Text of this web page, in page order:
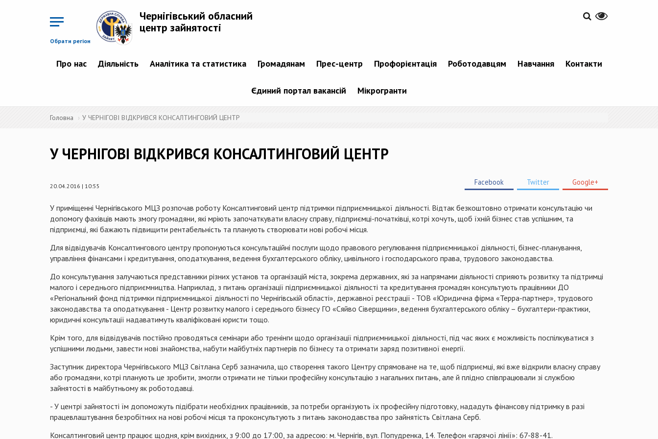
Обрати регіон
Чернігівський обласний
центр зайнятості
Про нас Діяльність Аналітика та статистика Громадянам Прес-центр Профорієнтація Роботодавцям Навчання Контакти
Єдиний портал вакансій Мікрогранти
Головна У ЧЕРНІГОВІ ВІДКРИВСЯ КОНСАЛТИНГОВИЙ ЦЕНТР
У ЧЕРНІГОВІ ВІДКРИВСЯ КОНСАЛТИНГОВИЙ ЦЕНТР
20.04.2016 | 10:55 Facebook Twitter Google+
У приміщенні Чернігівського МЦЗ розпочав роботу Консалтинговий центр підтримки підприємницької діяльності. Відтак безкоштовно отримати консультацію чи
допомогу фахівців мають змогу громадяни, які мріють започаткувати власну справу, підприємці-початківці, котрі хочуть, щоб їхній бізнес став успішним, та
підприємці, які бажають підвищити рентабельність та планують створювати нові робочі місця.
Для відвідувачів Консалтингового центру пропонуються консультаційні послуги щодо правового регулювання підприємницької діяльності, бізнес-планування,
управління фінансами і кредитування, оподаткування, ведення бухгалтерського обліку, цивільного і господарського права, трудового законодавства.
До консультування залучаються представники різних установ та організацій міста, зокрема державних, які за напрямами діяльності сприяють розвитку та підтримці
малого і середнього підприємництва. Наприклад, з питань організації підприємницької діяльності та кредитування громадян консультують працівники ДО
«Регіональний фонд підтримки підприємницької діяльності по Чернігівській області», державної реєстрації - ТОВ «Юридична фірма «Терра-партнер», трудового
законодавства та оподаткування - Центр розвитку малого і середнього бізнесу ГО «Сяйво Сіверщини», ведення бухгалтерського обліку – бухгалтери-практики,
юридичні консультації надаватимуть кваліфіковані юристи тощо.
Крім того, для відвідувачів постійно проводяться семінари або тренінги щодо організації підприємницької діяльності, під час яких є можливість поспілкуватися з
успішними людьми, завести нові знайомства, набути майбутніх партнерів по бізнесу та отримати заряд позитивної енергії.
Заступник директора Чернігівського МЦЗ Світлана Серб зазначила, що створення такого Центру спрямоване на те, щоб підприємці, які вже відкрили власну справу
або громадяни, котрі планують це зробити, змогли отримати не тільки професійну консультацію з нагальних питань, але й плідно співпрацювали зі службою
зайнятості в майбутньому як роботодавці.
- У центрі зайнятості їм допоможуть підібрати необхідних працівників, за потреби організують їх професійну підготовку, нададуть фінансову підтримку в разі
працевлаштування безробітних на нові робочі місця та проконсультують з питань законодавства про зайнятість Світлана Серб.
Консалтинговий центр працює щодня, крім вихідних, з 9:00 до 17:00, за адресою: м. Чернігів, вул. Попудренка , 14. Телефон «гарячої лінії»: 67-88-41.